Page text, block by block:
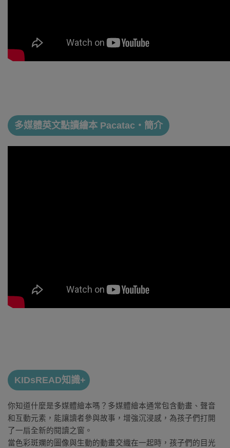
多媒體英文點讀繪本 Pacatac・簡介
KIDsREAD知識+
你知道什麼是多媒體繪本嗎？ 多媒體繪本通常包含動畫、聲音
和互動元素，能讓讀者參與故事，增強沉浸感，為孩子們打開
了一扇全新的閱讀之窗。
當色彩斑斕的圖像與生動的動畫交織在一起時，孩子們的目光